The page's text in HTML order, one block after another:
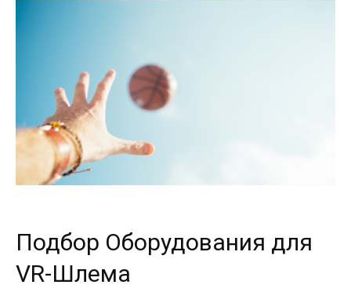
Подбор Оборудования для
VR-Шлема